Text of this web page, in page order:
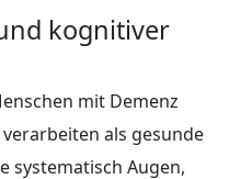
kognitiver
mit Demenz
als gesunde
systematisch Augen,